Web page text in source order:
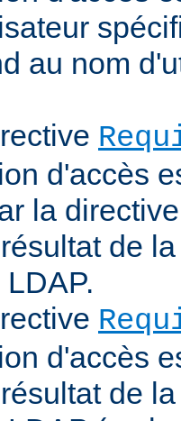
au nom
d'accès
la
de
d'accès
de